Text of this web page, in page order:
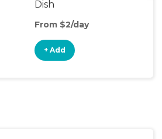
Dish
From $2/day
+ Add